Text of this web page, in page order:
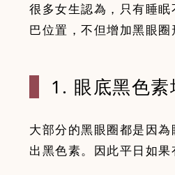
很多女生認為，只有睡眠
巴位置，不但增加黑眼
1. 眼底黑色素
大部分的黑眼圈都是因為
出黑色素。因此平日如